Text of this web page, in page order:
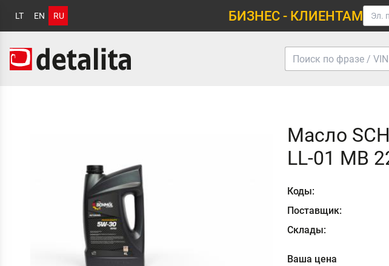
LT EN RU БИЗНЕС - КЛИЕНТАМ
Маслo
LL-01 MB
Коды:
Поставщик:
Склады:
Ваша цена